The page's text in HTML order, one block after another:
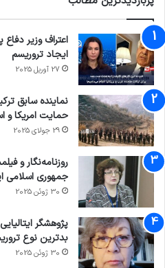
دادگاهی قابل پیگیری است.
به جرایم منافقین «محمود
و همکاری تنگاتنگ با
عوامل اصلی و کلیدی
هدایت تیم ترورِ امیر
نام‌های «کمال الدین حیدری
جلال موسوی و «رضا نادری»
متهم شناخته شدند.
اعتراف وزیر
ایجاد تروریسم
27 آوریل 2025
نماینده سابق
حمایت امریکا و
29 جولای 2025
روزنامه‌نگار و
جمهوری اسلامی
30 ژوئن 2025
پژوهشگر
بدترین نوع
30 ژوئن 2025